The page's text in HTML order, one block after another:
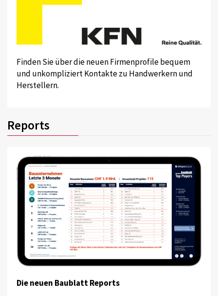
Finden Sie über die neuen Firmenprofile bequem
und unkompliziert Kontakte zu Handwerkern und
Herstellern.
Reports
Die neuen Baublatt Reports